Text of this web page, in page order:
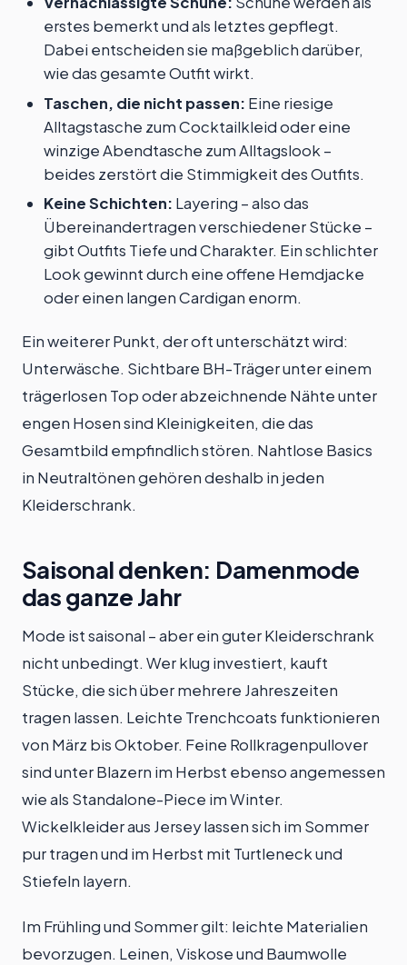
erstes bemerkt und als letztes gepflegt.
Dabei entscheiden sie maßgeblich darüber,
wie das gesamte Outfit wirkt.
Taschen, die nicht passen: Eine riesige
Alltagstasche zum Cocktailkleid oder eine
winzige Abendtasche zum Alltagslook –
beides zerstört die Stimmigkeit des Outfits.
Keine Schichten: Layering – also das
Übereinandertragen verschiedener Stücke –
gibt Outfits Tiefe und Charakter. Ein schlichter
Look gewinnt durch eine offene Hemdjacke
oder einen langen Cardigan enorm.
Ein weiterer Punkt, der oft unterschätzt wird:
Unterwäsche. Sichtbare BH-Träger unter einem
trägerlosen Top oder abzeichnende Nähte unter
engen Hosen sind Kleinigkeiten, die das
Gesamtbild empfindlich stören. Nahtlose Basics
in Neutraltönen gehören deshalb in jeden
Kleiderschrank.
Saisonal denken: Damenmode
das ganze Jahr
Mode ist saisonal – aber ein guter Kleiderschrank
nicht unbedingt. Wer klug investiert, kauft
Stücke, die sich über mehrere Jahreszeiten
tragen lassen. Leichte Trenchcoats funktionieren
von März bis Oktober. Feine Rollkragenpullover
sind unter Blazern im Herbst ebenso angemessen
wie als Standalone-Piece im Winter.
Wickelkleider aus Jersey lassen sich im Sommer
pur tragen und im Herbst mit Turtleneck und
Stiefeln layern.
Im Frühling und Sommer gilt: leichte Materialien
bevorzugen. Leinen, Viskose und Baumwolle